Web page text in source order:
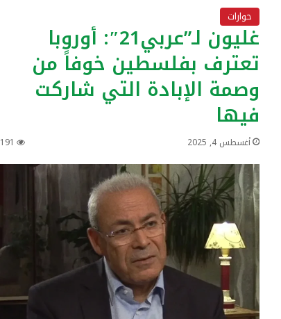
حوارات
غليون لـ”عربي21″: أوروبا
تعترف بفلسطين خوفاً من
وصمة الإبادة التي شاركت
فيها
أغسطس 4, 2025 191